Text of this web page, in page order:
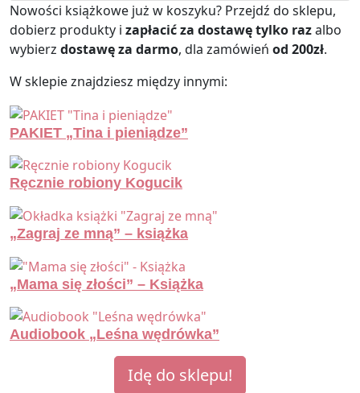
Nowości książkowe już w koszyku? Przejdź do sklepu,
dobierz produkty i zapłacić za dostawę tylko razalbo
wybierz dostawę za darmo, dla zamówień od 200zł.
W sklepie znajdziesz między innymi:
PAKIET „Tina i pieniądze”
Ręcznie robiony Kogucik
„Zagraj ze mną” – książka
„Mama się złości” – Książka
Audiobook „Leśna wędrówka”
Idę do sklepu!